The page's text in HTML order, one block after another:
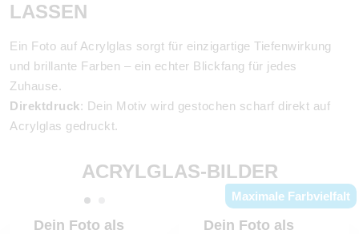
LASSEN
Ein Foto auf Acrylglas sorgt für einzigartige Tiefenwirkung
und brillante Farben – ein echter Blickfang für jedes
Zuhause.
Direktdruck: Dein Motiv wird gestochen scharf direkt auf
Acrylglas gedruckt.
anschließend mit 4 mm Acrylglas veredelt – für maximale
Gallery-Bond: Mit stabiler Alu-Dibond-Rückwand für eine
besonders edle Präsentation.
ACRYLGLAS-BILDER
Dein Foto als
Maximale Farbvielfalt
Dein Foto als